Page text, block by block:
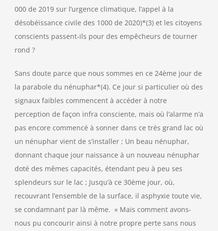
000 de 2019 sur l’urgence climatique, l’appel à la
désobéissance civile des 1000 de 2020)*(3) et les citoyens
conscients passent-ils pour des empêcheurs de tourner
rond ?
Sans doute parce que nous sommes en ce 24ème jour de
la parabole du nénuphar*(4). Ce jour si particulier où des
signaux faibles commencent à accéder à notre
perception de façon infra consciente, mais où l’alarme n’a
pas encore commencé à sonner dans ce très grand lac où
un nénuphar vient de s’installer ; Un beau nénuphar,
donnant chaque jour naissance à un nouveau nénuphar
doté des mêmes capacités, étendant peu à peu ses
splendeurs sur le lac ; Jusqu’à ce 30ème jour, où,
recouvrant l’ensemble de la surface, il asphyxie toute vie,
se condamnant par là même. « Mais comment avons-
nous pu concourir ainsi à notre propre perte sans nous